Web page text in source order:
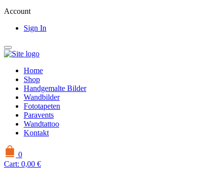
Account
Sign In
Home
Shop
Handgemalte Bilder
Wandbilder
Fototapeten
Paravents
Wandtattoo
Kontakt
0
Cart: 0,00 €